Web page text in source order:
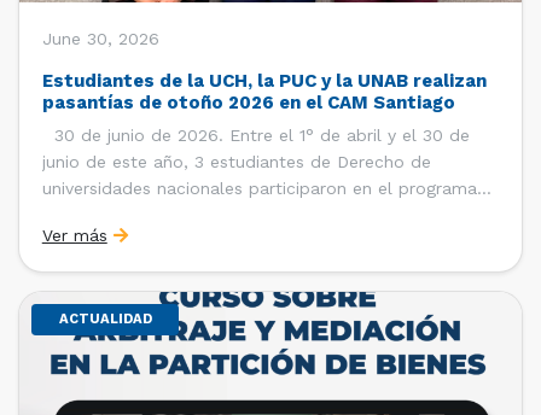
June 30, 2026
Estudiantes de la UCH, la PUC y la UNAB realizan
pasantías de otoño 2026 en el CAM Santiago
30 de junio de 2026. Entre el 1° de abril y el 30 de
junio de este año, 3 estudiantes de Derecho de
universidades nacionales participaron en el programa
de la Cámara de Comercio de Santiago (CCS). Así, se
realizaron […]
Ver más
ACTUALIDAD